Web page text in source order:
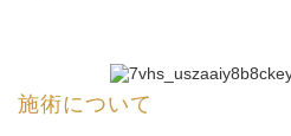
施術について